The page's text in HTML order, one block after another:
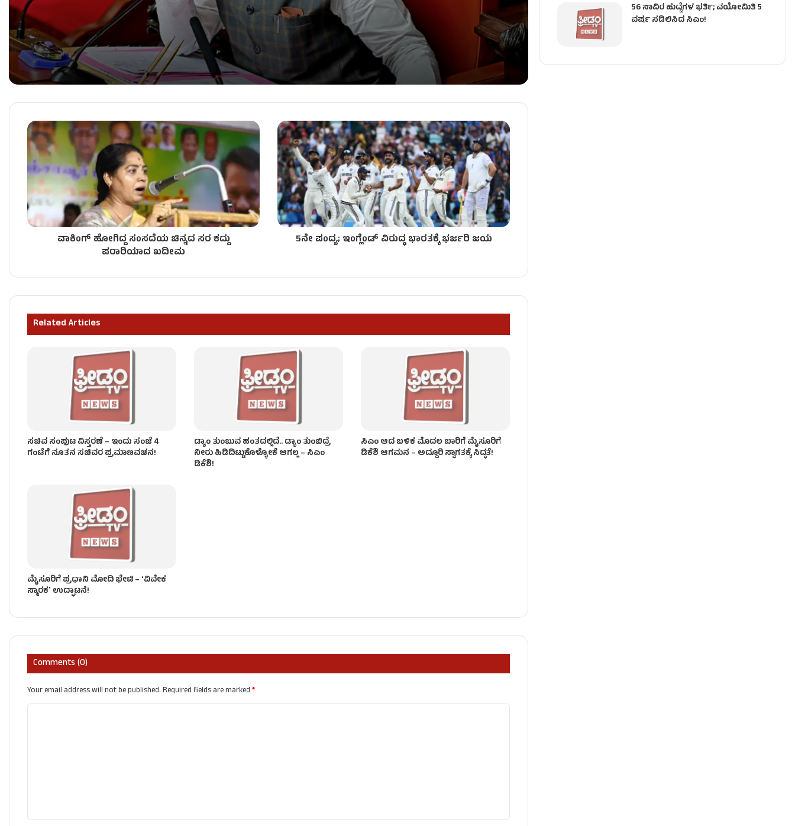
ವಿಧಾನ ಪರಿಷತ್ ಸಭಾಪತಿ ಸ್ಥಾನಕ್ಕೆ ಬಸವರಾಜ ಹೊರಟ್ಟಿ ರಾಜೀನಾಮೆ!
ʻಕೈʼ​ ಪಾಳಯದಲ್ಲಿ ಬಂಡಾಯದ ರೋಷಾಗ್ನಿ – KPCC ಕಚೇರಿ ಎದುರು ಕಾರ್ಯಕರ್ತರ ಹೈಡ್ರಾಮಾ!
ಶಾಸಕರು ರಾಜೀನಾಮೆ ಕೊಟ್ಟರೆ ತಕ್ಷಣವೇ ಅಂಗೀಕಾರ – ಸಿಎಂ ಡಿ.ಕೆ.ಶಿವಕುಮಾರ್ ಖಡಕ್ ವಾರ್ನಿಂಗ್!
ಸಂಪುಟ ವಿಸ್ತರಣೆ ಬೆನ್ನಲ್ಲೇ ʻಕೈʼ ಪಾಳಯದಲ್ಲಿ ಭುಗಿಲೆದ್ದ ಬಂಡಾಯ!
ವಾಕಿಂಗ್​ ಹೋಗಿದ್ದ ಸಂಸದೆಯ ಚಿನ್ನದ ಸರ ಕದ್ದು
ಪರಾರಿಯಾದ ಖದೀಮ
5ನೇ ಪಂದ್ಯ; ಇಂಗ್ಲೆಂಡ್​ ವಿರುದ್ಧ ಭಾರತಕ್ಕೆ ಭರ್ಜರಿ ಜಯ
Related Articles
ಸಚಿವ ಸಂಪುಟ ವಿಸ್ತರಣೆ – ಇಂದು ಸಂಜೆ 4
ಗಂಟೆಗೆ ನೂತನ ಸಚಿವರ ಪ್ರಮಾಣವಚನ!
ಡ್ಯಾಂ ತುಂಬುವ ಹಂತದಲ್ಲಿದೆ.. ಡ್ಯಾಂ ತುಂಬಿದ್ರೆ
ನೀರು ಹಿಡಿದಿಟ್ಟುಕೊಳ್ಳೋಕೆ ಆಗಲ್ಲ – ಸಿಎಂ
ಡಿಕೆಶಿ!
ಸಿಎಂ ಆದ ಬಳಿಕ ಮೊದಲ ಬಾರಿಗೆ ಮೈಸೂರಿಗೆ
ಡಿಕೆಶಿ ಆಗಮನ – ಅದ್ದೂರಿ ಸ್ವಾಗತಕ್ಕೆ ಸಿದ್ಧತೆ!
ಮೈಸೂರಿಗೆ ಪ್ರಧಾನಿ ಮೋದಿ ಭೇಟಿ – ʻವಿವೇಕ
ಸ್ಮಾರಕʼ ಉದ್ಘಾಟನೆ!
Comments (0)
Your email address will not be published.Required fields are marked*
t
56 ಸಾವಿರ ಹುದ್ದೆಗಳ ಭರ್ತಿ; ವಯೋಮಿತಿ 5
ವರ್ಷ ಸಡಿಲಿಸಿದ ಸಿಎಂ!